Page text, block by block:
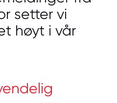
setter vi
høyt i vår